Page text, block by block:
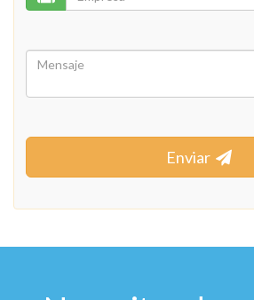
Enviar